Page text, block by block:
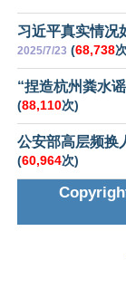
习近平真实情况
2025/7/23 (68,738
“捏造杭州粪水
(88,110次)
公安部高层频换
(60,964次)